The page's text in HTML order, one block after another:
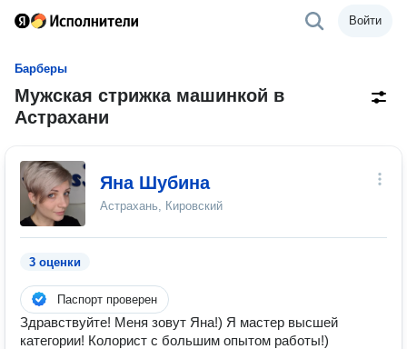
Войти
Барберы
Мужская стрижка машинкой в
Астрахани
Яна Шубина
Астрахань, Кировский
3 оценки
Паспорт проверен
Здравствуйте! Меня зовут Яна!) Я мастер высшей
категории! Колорист с большим опытом работы!)